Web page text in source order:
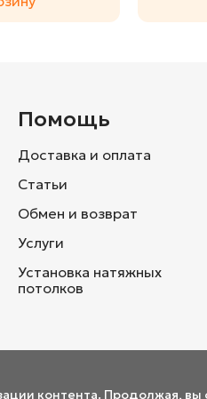
Помощь
Доставка и оплата
Статьи
Обмен и возврат
Услуги
Установка натяжных
потолков
контента. Продолжая,